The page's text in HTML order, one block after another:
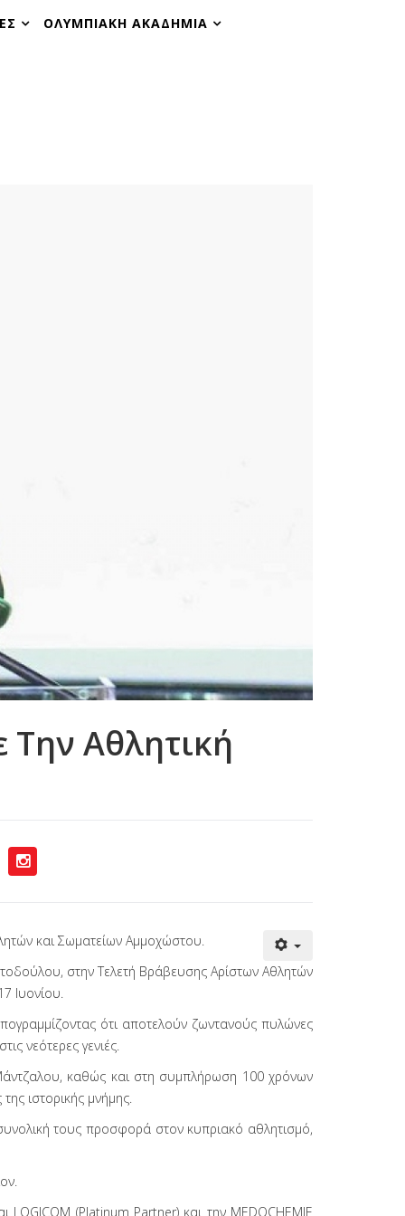
ΟΛΥΜΠΙΑΚΗ ΑΚΑΔΗΜΙΑ
Αθλητική
και Σωματείων Αμμοχώστου.
στην Τελετή Βράβευσης Αρίστων Αθλητών
Ιυονίου.
ότι αποτελούν ζωντανούς πυλώνες
νεότερες γενιές.
καθώς και στη συμπλήρωση 100 χρόνων
ιστορικής μνήμης.
τους προσφορά στον κυπριακό αθλητισμό,
(Platinum Partner) και την MEDOCHEMIE